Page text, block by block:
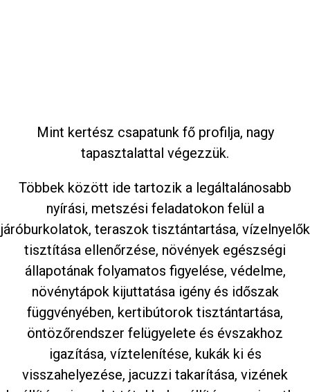
Mint kertész csapatunk fő profilja, nagy
tapasztalattal végezzük.
Többek között ide tartozik a legáltalánosabb
nyírási, metszési feladatokon felül a
járóburkolatok, teraszok tisztántartása, vízelnyelők
tisztítása ellenőrzése, növények egészségi
állapotának folyamatos figyelése, védelme,
növénytápok kijuttatása igény és időszak
függvényében, kertibútorok tisztántartása,
öntözőrendszer felügyelete és évszakhoz
igazítása, víztelenítése, kukák ki és
visszahelyezése, jacuzzi takarítása, vizének